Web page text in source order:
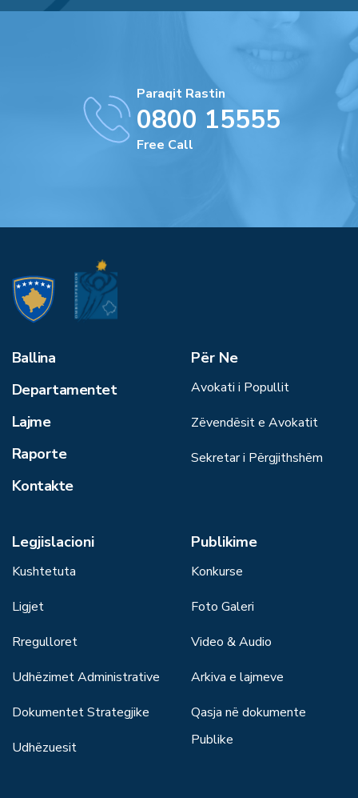
Paraqit Rastin
0800 15555
Free Call
Ballina
Departamentet
Lajme
Raporte
Kontakte
Për Ne
Avokati i Popullit
Zëvendësit e Avokatit
Sekretar i Përgjithshëm
Legjislacioni
Kushtetuta
Ligjet
Rregulloret
Udhëzimet Administrative
Dokumentet Strategjike
Udhëzuesit
Publikime
Konkurse
Foto Galeri
Video & Audio
Arkiva e lajmeve
Qasja në dokumente
Publike